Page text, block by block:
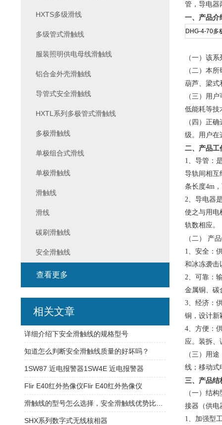
管，导电器
一、产品介
DHG-4-70多
（一）该
（二）本
葫芦、梁式
（三）用
低能耗等技
（四）正
级。用户在
二、产品工
1、导管：
导轨间相互
条长度4m
2、导电器
使之与用电
轨数相应。
（二） 产
1、安全：
和冰冻袭击
2、可靠：
金属铜、碳
3、经济：
铜，设计新
4、方便：
应。装拆、
（三）用
线；移动式
三、产品结
（一）结
接器（供电
1、加强型
HXTS多级滑线
多级管式滑触线
服装照明供电母线滑触线
铝合金外壳滑触线
导管式安全滑触线
HXTL系列多极管式滑触线
多极滑触线
单极组合式滑线
单极滑触线
滑触线
滑线
碳刷滑触线
安全滑触线
查看更多
相关文章
详细介绍下安全滑触线的规格型号
知道怎么判断安全滑触线质量的好坏吗？
1SW87 近电报警器1SW4E 近电报警器
Flir E40红外热像仪Flir E40红外热像仪
SHX系列数字式无线核相器